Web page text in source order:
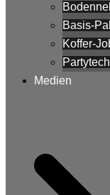
Basis-
Koffer-
Medien